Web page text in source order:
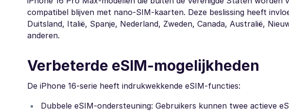
compatibel blijven met nano-SIM-kaarten. Deze beslissing heeft
Duitsland, Italië, Spanje, Nederland, Zweden, Canada, Australië,
anderen.
Verbeterde eSIM-mogelijkheden
De iPhone 16-serie heeft indrukwekkende eSIM-functies:
Dubbele eSIM-ondersteuning: Gebruikers kunnen twee actieve